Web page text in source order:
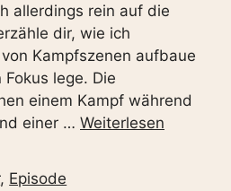
allerdings rein auf die
dir, wie ich
Kampfszenen aufbaue
lege. Die
einem Kampf während
einer … Weiterlesen
, Episode